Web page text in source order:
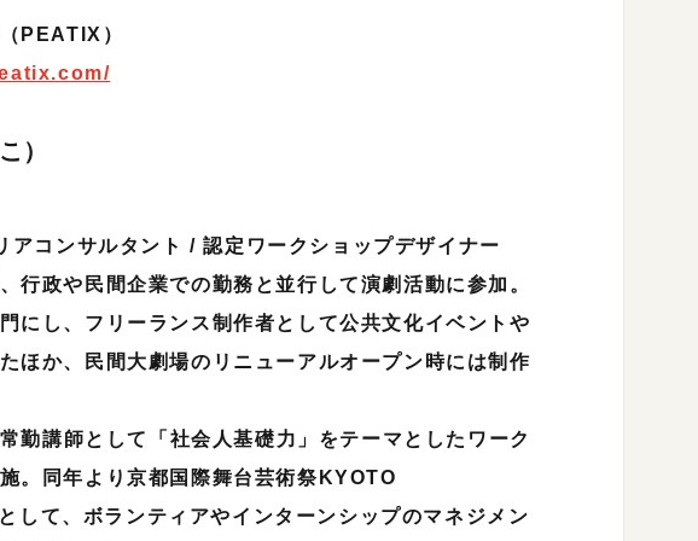
PEATIX）
）
アコンサルタント / 認定ワークショップデザイナー
行政や民間企業での勤務と並行して演劇活動に参加。
にし、フリーランス制作者として公共文化イベントや
ほか、民間大劇場のリニューアルオープン時には制作
勤講師として「社会人基礎力」をテーマとしたワーク
。同年より京都国際舞台芸術祭KYOTO
して、ボランティアやインターンシップのマネジメン